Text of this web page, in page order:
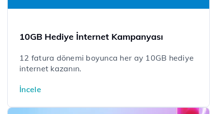
10GB Hediye İnternet Kampanyası
12 fatura dönemi boyunca her ay 10GB hediye
internet kazanın.
İncele